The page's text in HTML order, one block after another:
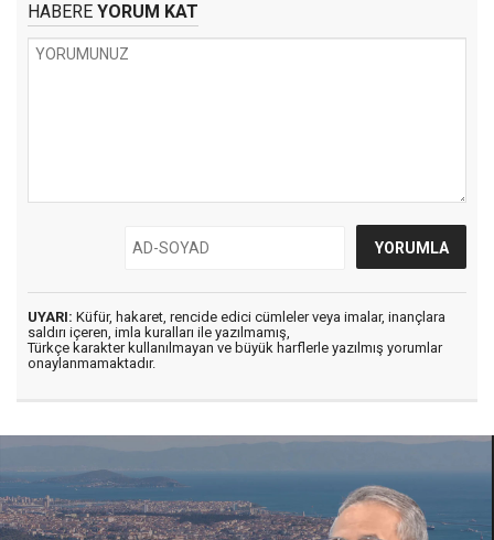
HABERE YORUM KAT
UYARI: Küfür, hakaret, rencide edici cümleler veya imalar, inançlara
saldırı içeren, imla kuralları ile yazılmamış,
Türkçe karakter kullanılmayan ve büyük harflerle yazılmış yorumlar
onaylanmamaktadır.